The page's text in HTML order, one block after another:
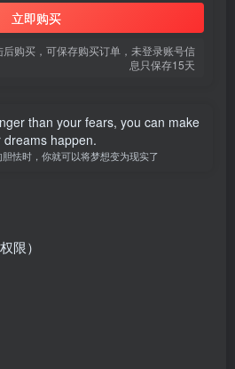
立即购买
购买，可保存购买订单，未登录账号信
息只保存15天
than your fears, you can make
dreams happen.
怯时，你就可以将梦想变为现实了
限）